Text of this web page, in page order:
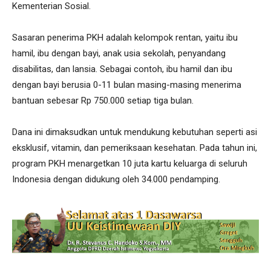
Kementerian Sosial.
Sasaran penerima PKH adalah kelompok rentan, yaitu ibu
hamil, ibu dengan bayi, anak usia sekolah, penyandang
disabilitas, dan lansia. Sebagai contoh, ibu hamil dan ibu
dengan bayi berusia 0-11 bulan masing-masing menerima
bantuan sebesar Rp 750.000 setiap tiga bulan.
Dana ini dimaksudkan untuk mendukung kebutuhan seperti asi
eksklusif, vitamin, dan pemeriksaan kesehatan. Pada tahun ini,
program PKH menargetkan 10 juta kartu keluarga di seluruh
Indonesia dengan didukung oleh 34.000 pendamping.